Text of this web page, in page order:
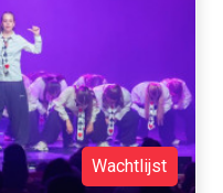
Wachtlijst